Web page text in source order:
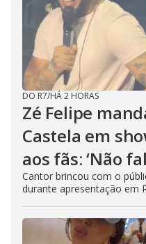
DO R7/HÁ 2 HORAS
Zé Felipe
Castela em
aos fãs: ‘Não
Cantor brincou com o
durante apresentação em